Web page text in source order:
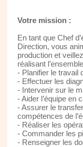
Votre mission :
En tant que Chef
Direction, vous
production et
réalisant
- Planifier le travail
- Effectuer les
- Intervenir sur le
- Aider l’équipe en
- Assurer le
compétences de
- Réaliser les
- Commander les
- Renseigner les